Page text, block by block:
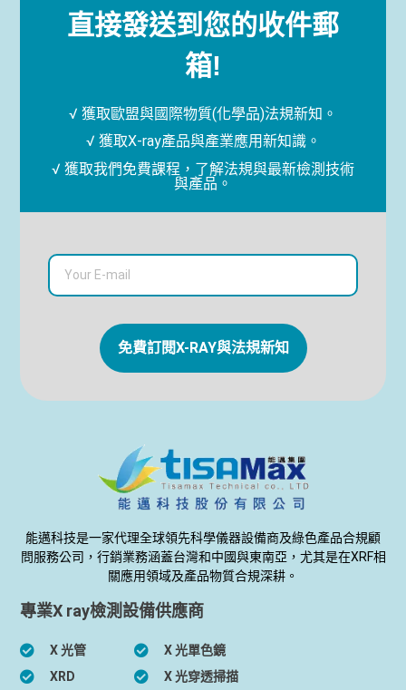
直接發送到您的收件郵
箱!
√ 獲取歐盟與國際物質(化學品)法規新知。
√ 獲取X-ray產品與產業應用新知識。
√ 獲取我們免費課程，了解法規與最新檢測技術
與產品。
免費訂閱X-RAY與法規新知
能邁科技是一家代理全球領先科學儀器設備商及綠色產品合規顧
問服務公司，行銷業務涵蓋台灣和中國與東南亞，尤其是在XRF相
關應用領域及產品物質合規深耕。
專業X ray檢測設備供應商
X 光管
XRD
X 光單色鏡
X 光穿透掃描